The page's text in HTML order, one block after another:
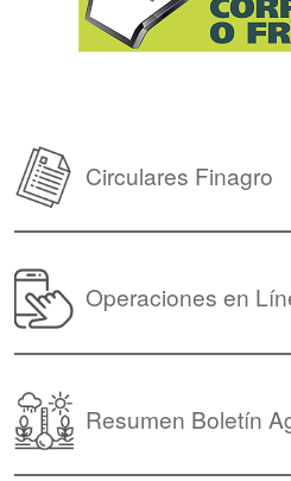
Circulares Finagro
Operaciones en
Resumen Boletín